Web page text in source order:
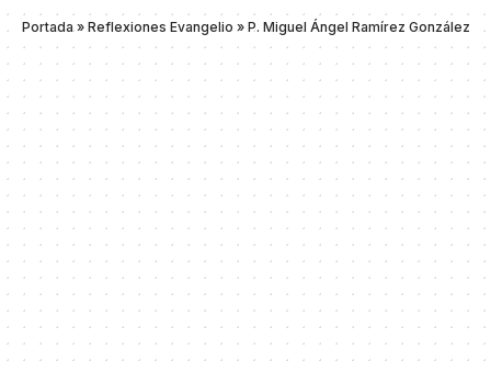
Portada» Reflexiones Evangelio » P. Miguel Ángel Ramírez González